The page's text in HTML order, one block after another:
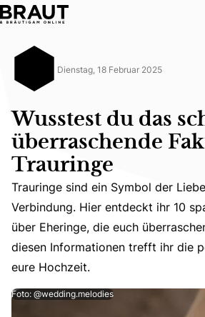
Wusstest du das schon? 10
Dienstag, 18 Februar 2025
Wusstest du das
überraschende
Trauringe
Trauringe sind ein Symbol der
Trauringe sind ein Symbol der
Verbindung. Hier entdeckt ihr 10
über Eheringe, die euch
diesen Informationen trefft ihr die
eure Hochzeit.
Foto: @wedding.melodies